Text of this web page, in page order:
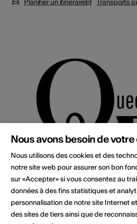
Planifier un itinéraire
Transports
Nous avons besoin de
Nous utilisons des cookies et des
notre site web pour assurer son bon
sur «Accepter» si vous consentez au
données à des fins statistiques et
personnalisation de notre site Internet
des sites de tiers ainsi que de